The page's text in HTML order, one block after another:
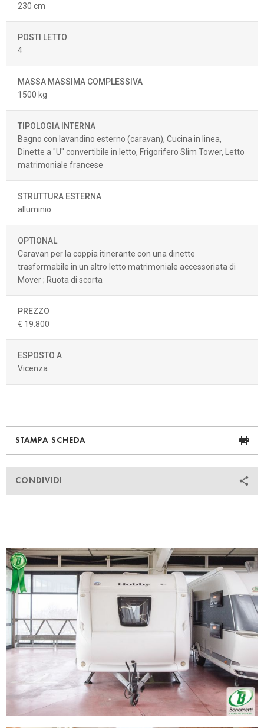
230 cm
POSTI LETTO
4
MASSA MASSIMA COMPLESSIVA
1500 kg
TIPOLOGIA INTERNA
Bagno con lavandino esterno (caravan), Cucina in linea,
Dinette a "U" convertibile in letto, Frigorifero Slim Tower, Letto
matrimoniale francese
STRUTTURA ESTERNA
alluminio
OPTIONAL
Caravan per la coppia itinerante con una dinette
trasformabile in un altro letto matrimoniale accessoriata di
Mover ; Ruota di scorta
PREZZO
€ 19.800
ESPOSTO A
Vicenza
STAMPA SCHEDA
CONDIVIDI